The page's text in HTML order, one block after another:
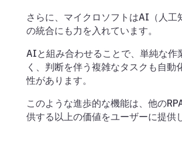
さらに、マイクロソフトはAI（人工
の統合にも力を入れています。
AIと組み合わせることで、単純な作
く、判断を伴う複雑なタスクも自動
性があります。
このような進歩的な機能は、他の
供する以上の価値をユーザーに提供